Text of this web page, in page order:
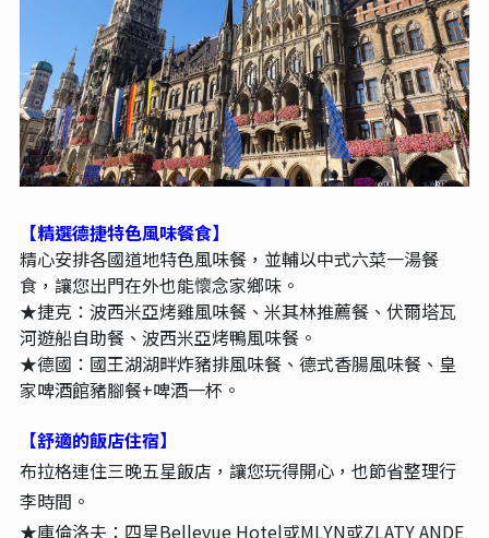
【精選德捷特色風味餐食】
精心安排各國道地特色風味餐，並輔以中式六菜一湯餐
食，讓您出門在外也能懷念家鄉味。
★捷克：波西米亞烤雞風味餐、米其林推薦餐、伏爾塔瓦
河遊船自助餐、波西米亞烤鴨風味餐。
★德國：國王湖湖畔炸豬排風味餐、德式香腸風味餐、皇
家啤酒館豬腳餐+啤酒一杯。
【舒適的飯店住宿】
布拉格連住三晚五星飯店，讓您玩得開心，也節省整理行
李時間。
★庫倫洛夫：四星Bellevue Hotel或MLYN或ZLATY ANDE